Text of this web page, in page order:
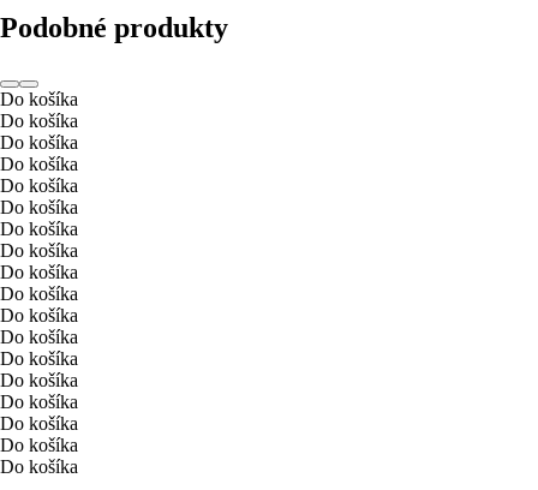
Podobné produkty
Do košíka
Do košíka
Do košíka
Do košíka
Do košíka
Do košíka
Do košíka
Do košíka
Do košíka
Do košíka
Do košíka
Do košíka
Do košíka
Do košíka
Do košíka
Do košíka
Do košíka
Do košíka